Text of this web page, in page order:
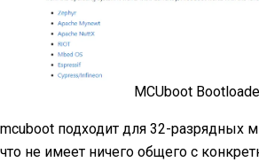
MCUboot
mcuboot подходит для 32-разрядных
что не имеет ничего общего с